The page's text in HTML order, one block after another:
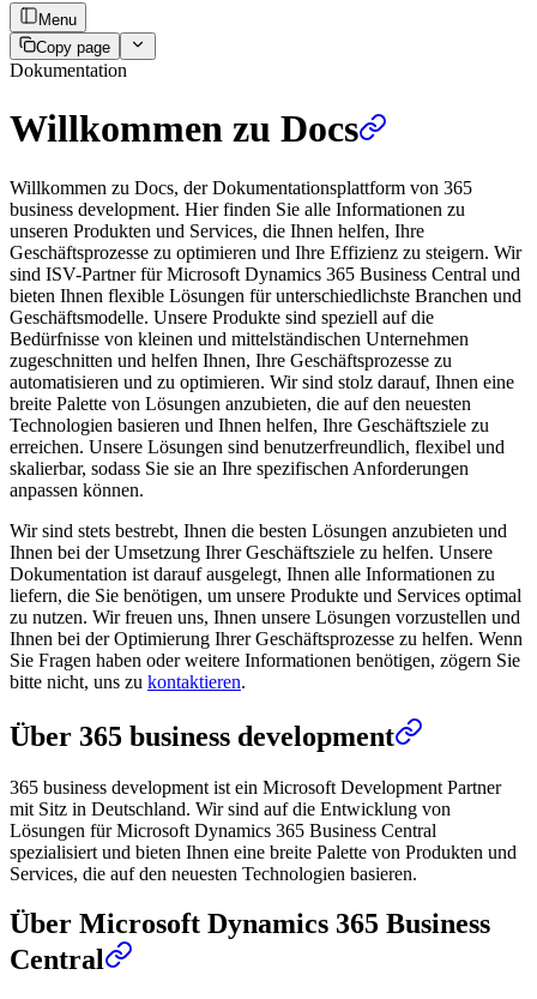
Menu
Copy page
Dokumentation
Willkommen zu Docs
Willkommen zu Docs, der Dokumentationsplattform von 365
business development. Hier finden Sie alle Informationen zu
unseren Produkten und Services, die Ihnen helfen, Ihre
Geschäftsprozesse zu optimieren und Ihre Effizienz zu steigern. Wir
sind ISV-Partner für Microsoft Dynamics 365 Business Central und
bieten Ihnen flexible Lösungen für unterschiedlichste Branchen und
Geschäftsmodelle. Unsere Produkte sind speziell auf die
Bedürfnisse von kleinen und mittelständischen Unternehmen
zugeschnitten und helfen Ihnen, Ihre Geschäftsprozesse zu
automatisieren und zu optimieren. Wir sind stolz darauf, Ihnen eine
breite Palette von Lösungen anzubieten, die auf den neuesten
Technologien basieren und Ihnen helfen, Ihre Geschäftsziele zu
erreichen. Unsere Lösungen sind benutzerfreundlich, flexibel und
skalierbar, sodass Sie sie an Ihre spezifischen Anforderungen
anpassen können.
Wir sind stets bestrebt, Ihnen die besten Lösungen anzubieten und
Ihnen bei der Umsetzung Ihrer Geschäftsziele zu helfen. Unsere
Dokumentation ist darauf ausgelegt, Ihnen alle Informationen zu
liefern, die Sie benötigen, um unsere Produkte und Services optimal
zu nutzen. Wir freuen uns, Ihnen unsere Lösungen vorzustellen und
Ihnen bei der Optimierung Ihrer Geschäftsprozesse zu helfen. Wenn
Sie Fragen haben oder weitere Informationen benötigen, zögern Sie
bitte nicht, uns zu kontaktieren.
Über 365 business development
365 business development ist ein Microsoft Development Partner
mit Sitz in Deutschland. Wir sind auf die Entwicklung von
Lösungen für Microsoft Dynamics 365 Business Central
spezialisiert und bieten Ihnen eine breite Palette von Produkten und
Services, die auf den neuesten Technologien basieren.
Über Microsoft Dynamics 365 Business
Central